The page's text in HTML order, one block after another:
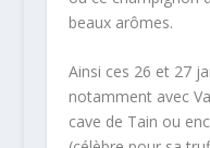
beaux arômes.
Ainsi ces 26 et 27
notamment avec
cave de Tain ou